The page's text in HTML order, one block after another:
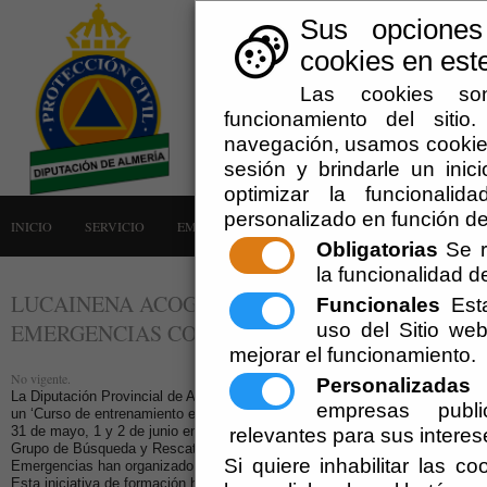
Sus
cookies en
Las cookies
funcionamiento del
navegación, usamos
sesión y brindarle un
optimizar la
personalizado en función
Obligatorias Se
la funcionalidad
Funcionales
uso del Sitio
mejorar el funcionamiento.
Personalizadas
empresas
relevantes para sus
Si quiere inhabilitar las
INICIO SERVICIO EMERGENCIAS LA AGRUPACIÓN AVISOS
LUCAINENA ACOGE EL CURSO DE
EMERGENCIAS COMPLEJAS Y CATASTROFES
No vigente.
La Diputación Provincial de Almería, a través de la Agrupación Provincial
un ‘Curso de entrenamiento en Catástrofes y Emergencias Complejas’
31 de mayo, 1 y 2 de junio en el municipio de Lucainena de las Torres.
Grupo de Búsqueda y Rescate y la Unidad Canina de Protección Civil y la
Emergencias han organizado este curso que ha sido todo un éxito de
Esta iniciativa de formación ha contado con la asistencia de alumnos